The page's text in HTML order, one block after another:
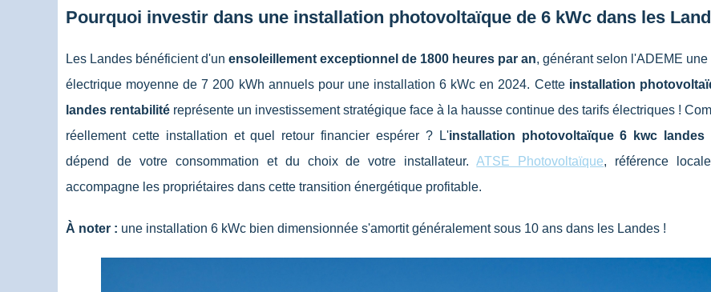
Pourquoi investir dans une installation photovoltaïque de 6 kWc dans les
Les Landes bénéficient d'un ensoleillement exceptionnel de 1800 heures par an, générant selon l'ADEME une
électrique moyenne de 7 200 kWh annuels pour une installation 6 kWc en 2024. Cette installation
landes rentabilité représente un investissement stratégique face à la hausse continue des tarifs électriques !
réellement cette installation et quel retour financier espérer ? L'installation photovoltaïque 6 kwc landes
dépend de votre consommation et du choix de votre installateur.ATSE Photovoltaïque, référence
accompagne les propriétaires dans cette transition énergétique profitable.
À noter : une installation 6 kWc bien dimensionnée s'amortit généralement sous 10 ans dans les Landes !